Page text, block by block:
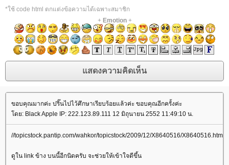
*ใช้ code html ตกแต่งข้อความได้เฉพาะสมาชิก
+ Emotion+
ขอบคุณมากค่ะ ปริ๊นไปไว้ศึกษาเรียบร้อยแล้วค่ะ ขอบคุณอีกครั้งค่ะ
ดย: Black Apple IP: 222.123.89.111 12 มิถุนายน 2552 11:49:10 น.
//topicstock.pantip.com/wahkor/topicstock/2009/12/X8640516/X8640516.html
ดูใน link ข้าง บนนี้อีกนิดครับ จะช่วยให้เข้าใจดีขึ้น